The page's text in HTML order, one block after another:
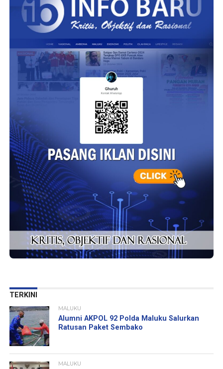
TERKINI
MALUKU
Alumni AKPOL 92 Polda Maluku Salurkan
Ratusan Paket Sembako
MALUKU